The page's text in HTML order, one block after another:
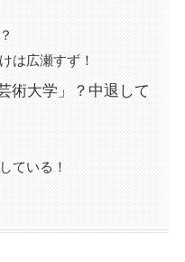
は広瀬すず！
術大学」？中退して
ている！